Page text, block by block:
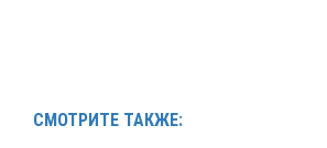
СМОТРИТЕ ТАКЖЕ: